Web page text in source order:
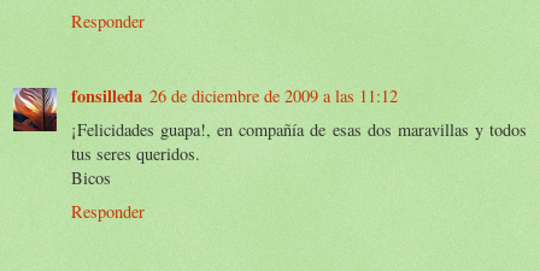
Responder
fonsilleda 26 de diciembre de 2009 a las 11:12
¡Felicidades guapa!, en compañía de esas dos maravillas y todos
tus seres queridos.
Bicos
Responder